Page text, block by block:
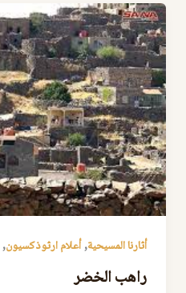
أثارنا المسيحية,أعلام ارثوذكسيون,
راهب الخضر